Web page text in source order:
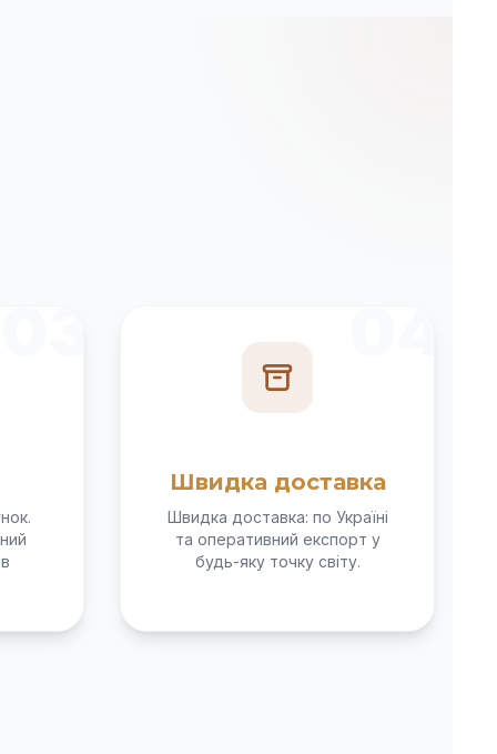
Швидка доставка
Швидка доставка: по Україні
та оперативний експорт у
будь-яку точку світу.